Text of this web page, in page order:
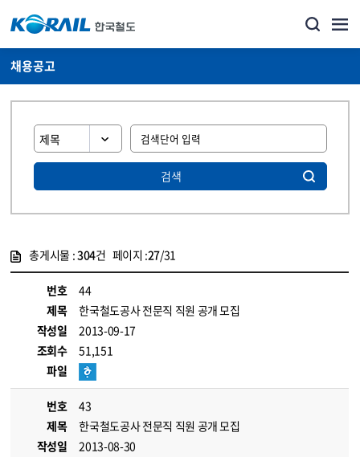
채용공고
검색
총게시물 :304건 페이지 :27/31
번호
44
제목
한국철도공사 전문직 직원 공개 모집
작성일
2013-09-17
조회수
51,151
파일
번호
43
제목
한국철도공사 전문직 직원 공개 모집
작성일
2013-08-30